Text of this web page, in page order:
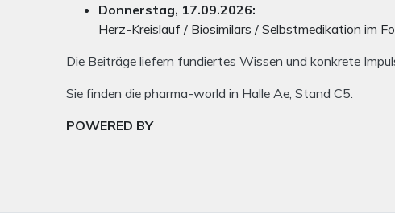
Donnerstag, 17.09.2026:
Herz-Kreislauf / Biosimilars / Selbstmedikation im
Die Beiträge liefern fundiertes Wissen und konkrete
Sie finden die pharma-world in Halle Ae, Stand C5.
POWERED BY